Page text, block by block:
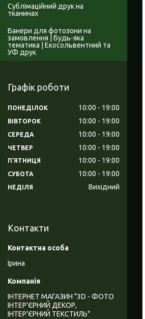
Сублімаційний друк на
тканинах
Банери для фотозони на
замовлення | Будь-яка
тематика | Екосольвентний та
УФ друк
Графік роботи
ПОНЕДІЛОК 10:00 19:00
ВІВТОРОК 10:00 19:00
СЕРЕДА 10:00 19:00
ЧЕТВЕР 10:00 19:00
ПʼЯТНИЦЯ 10:00 19:00
СУБОТА 10:00 19:00
НЕДІЛЯ Вихідний
Контакти
Ірина
ІНТЕРНЕТ МАГАЗИН "3D - ФОТО
ІНТЕР’ЄРНИЙ ДЕКОР,
ІНТЕР’ЄРНИЙ ТЕКСТИЛЬ"